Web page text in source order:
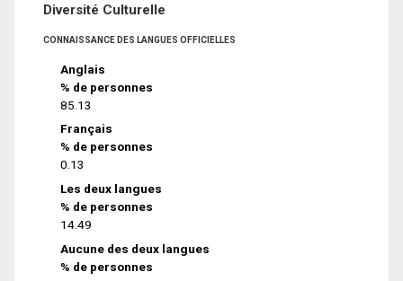
Diversité Culturelle
CONNAISSANCE DES LANGUES OFFICIELLES
Anglais
% de personnes
85.13
Français
% de personnes
0.13
Les deux langues
% de personnes
14.49
Aucune des deux langues
% de personnes